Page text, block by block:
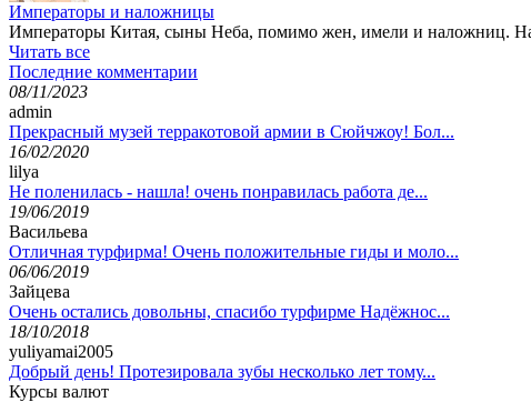
Императоры и наложницы
Императоры Китая, сыны Неба, помимо жен, имели и наложниц.
Читать все
Последние комментарии
08/11/2023
admin
Прекрасный музей терракотовой армии в Сюйчжоу! Бол...
16/02/2020
lilya
Не поленилась - нашла! очень понравилась работа де...
19/06/2019
Васильева
Отличная турфирма! Очень положительные гиды и моло...
06/06/2019
Зайцева
Очень остались довольны, спасибо турфирме Надёжнос...
18/10/2018
yuliyamai2005
Добрый день! Протезировала зубы несколько лет тому...
Курсы валют